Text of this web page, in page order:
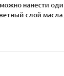
нанести
слой масла.